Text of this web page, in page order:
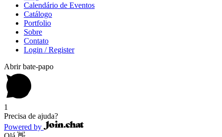
Calendário de Eventos
Catálogo
Portfolio
Sobre
Contato
Login / Register
Abrir bate-papo
1
Precisa de ajuda?
Powered by